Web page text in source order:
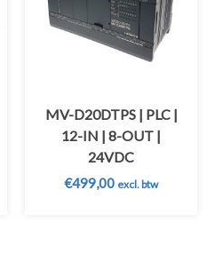
MV-D20DTPS | PLC |
12-IN | 8-OUT |
24VDC
€499,00 excl. btw